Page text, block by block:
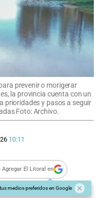
prevenir o morigerar
la provincia cuenta con un
prioridades y pasos a seguir
Foto: Archivo.
10:11
Agregar El Litoral en
medios preferidos en Google